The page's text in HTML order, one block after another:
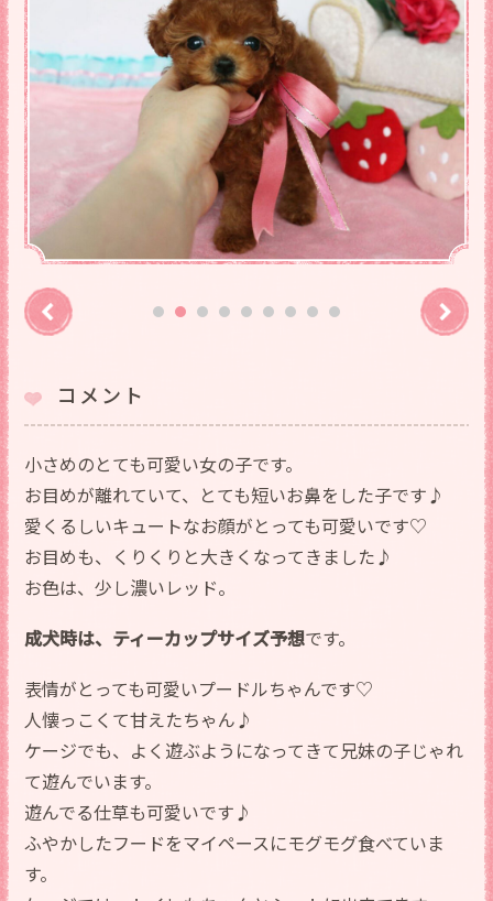
コメント
小さめのとても可愛い女の子です。
お目めが離れていて、とても短いお鼻をした子です♪
愛くるしいキュートなお顔がとっても可愛いです♡
お目めも、くりくりと大きくなってきました♪
お色は、少し濃いレッド。
成犬時は、ティーカップサイズ予想です。
表情がとっても可愛いプードルちゃんです♡
人懐っこくて甘えたちゃん♪
ケージでも、よく遊ぶようになってきて兄妹の子じゃれ
て遊んでいます。
遊んでる仕草も可愛いです♪
ふやかしたフードをマイペースにモグモグ食べていま
す。